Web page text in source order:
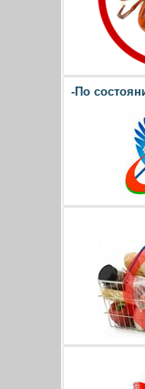
-По